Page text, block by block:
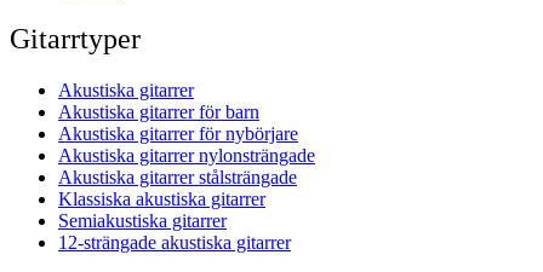
Gitarrtyper
Akustiska gitarrer
Akustiska gitarrer för barn
Akustiska gitarrer för nybörjare
Akustiska gitarrer nylonsträngade
Akustiska gitarrer stålsträngade
Klassiska akustiska gitarrer
Semiakustiska gitarrer
12-strängade akustiska gitarrer